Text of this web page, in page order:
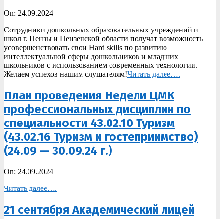
2024-
24
On: 24.09.2024
Сотрудники дошкольных образовательных учреждений и
школ г. Пензы и Пензенской области получат возможность
усовершенствовать свои Hard skills по развитию
интеллектуальной сферы дошкольников и младших
школьников с использованием современных технологий.
Желаем успехов нашим слушателям!Читать далее….
План проведения Недели ЦМК
профессиональных дисциплин по
специальности 43.02.10 Туризм
(43.02.16 Туризм и гостеприимство)
(24.09 — 30.09.24 г.)
2024-
24
On: 24.09.2024
Читать далее….
21 сентября Академический лицей